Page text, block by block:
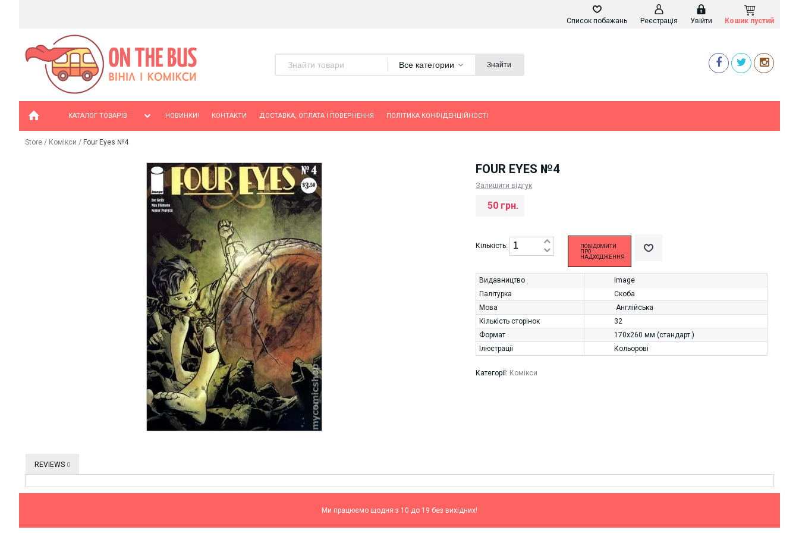
Кошик пустий
Увійти
Реєстрація
Список побажань
Все категории Знайти
КАТАЛОГ ТОВАРІВ НОВИНКИ! КОНТАКТИ ДОСТАВКА, ОПЛАТА І ПОВЕРНЕННЯ ПОЛІТИКА КОНФІДЕНЦІЙНОСТІ
Store / Комікси / Four Eyes №4
FOUR EYES №4
Залишити відгук
50 грн.
Кількість:
ПОВІДОМИТИ
ПРО
НАДХОДЖЕННЯ
Видавництво
Image
Палітурка
Скоба
Мова
Англійська
Кількість сторінок
32
Формат
170х260 мм (стандарт.)
Ілюстрації
Кольорові
Категорії: Комікси
REVIEWS 0
Ми працюємо щодня з 10 до 19 без вихідних!